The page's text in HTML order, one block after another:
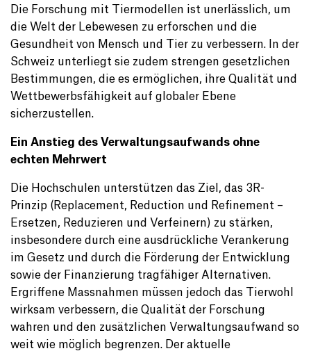
Die Forschung mit Tiermodellen ist unerlässlich, um
die Welt der Lebewesen zu erforschen und die
Gesundheit von Mensch und Tier zu verbessern. In der
Schweiz unterliegt sie zudem strengen gesetzlichen
Bestimmungen, die es ermöglichen, ihre Qualität und
Wettbewerbsfähigkeit auf globaler Ebene
sicherzustellen.
Ein Anstieg des Verwaltungsaufwands ohne
echten Mehrwert
Die Hochschulen unterstützen das Ziel, das 3R-
Prinzip (Replacement, Reduction und Refinement –
Ersetzen, Reduzieren und Verfeinern) zu stärken,
insbesondere durch eine ausdrückliche Verankerung
im Gesetz und durch die Förderung der Entwicklung
sowie der Finanzierung tragfähiger Alternativen.
Ergriffene Massnahmen müssen jedoch das Tierwohl
wirksam verbessern, die Qualität der Forschung
wahren und den zusätzlichen Verwaltungsaufwand so
weit wie möglich begrenzen. Der aktuelle